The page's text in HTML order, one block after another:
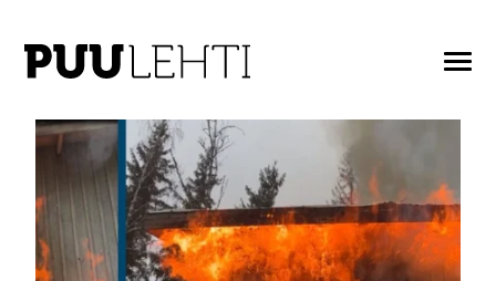
ARTIKKELIT AVAINASANALLA: RIVI- JA
PARITALOT